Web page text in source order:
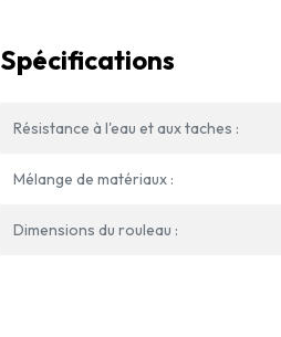
Spécifications
Résistance à l'eau et aux taches :
Mélange de matériaux :
Dimensions du rouleau :